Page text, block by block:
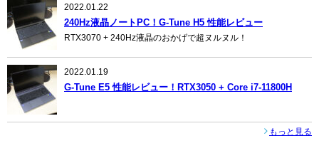
2022.01.22
240Hz液晶ノートPC！G-Tune H5 性能レビュー
RTX3070 + 240Hz液晶のおかげで超ヌルヌル！
2022.01.19
G-Tune E5 性能レビュー！RTX3050 + Core i7-11800H
もっと見る